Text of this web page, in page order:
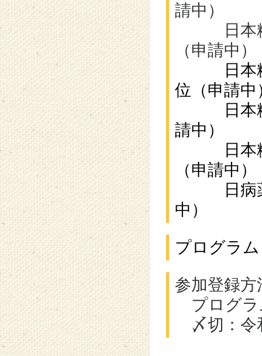
請中）
日本糖尿
（申請中）
日本糖尿
位（申請中
日本糖尿
請中）
日本糖
（申請中）
日病薬
中）
プログラ
参加登録方
プログラ
〆切：令